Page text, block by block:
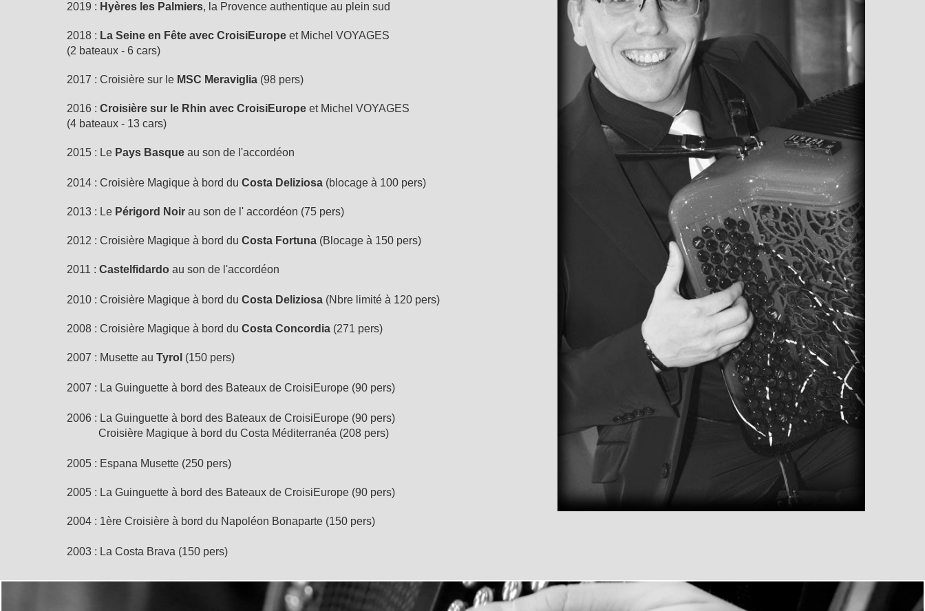
2019 : Hyères les Palmiers, la Provence authentique au plein sud
2018 : La Seine en Fête avec CroisiEurope et Michel VOYAGES
(2 bateaux - 6 cars)
2017 : Croisière sur le MSC Meraviglia (98 pers)
2016 : Croisière sur le Rhin avec CroisiEurope et Michel VOYAGES
(4 bateaux - 13 cars)
2015 : Le Pays Basque au son de l'accordéon
2014 : Croisière Magique à bord du Costa Deliziosa (blocage à 100 pers)
2013 : Le Périgord Noir au son de l' accordéon (75 pers)
2012 : Croisière Magique à bord du Costa Fortuna (Blocage à 150 pers)
2011 : Castelfidardo au son de l'accordéon
2010 : Croisière Magique à bord du Costa Deliziosa (Nbre limité à 120 pers)
2008 : Croisière Magique à bord du Costa Concordia (271 pers)
2007 : Musette au Tyrol (150 pers)
2007 : La Guinguette à bord des Bateaux de CroisiEurope (90 pers)
2006 : La Guinguette à bord des Bateaux de CroisiEurope (90 pers)
Croisière Magique à bord du Costa Méditerranéa (208 pers)
2005 : Espana Musette (250 pers)
2005 : La Guinguette à bord des Bateaux de CroisiEurope (90 pers)
2004 : 1ère Croisière à bord du Napoléon Bonaparte (150 pers)
2003 : La Costa Brava (150 pers)